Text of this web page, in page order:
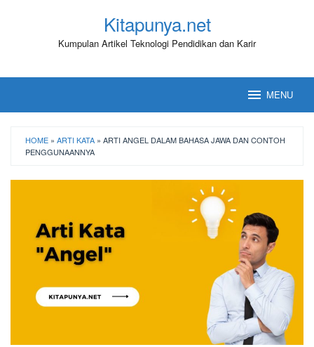
Kitapunya.net
Kumpulan Artikel Teknologi Pendidikan dan Karir
MENU
HOME » ARTI KATA » ARTI ANGEL DALAM BAHASA JAWA DAN CONTOH
PENGGUNAANNYA